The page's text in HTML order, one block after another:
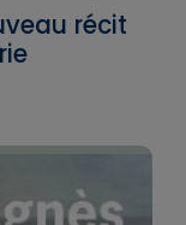
récit